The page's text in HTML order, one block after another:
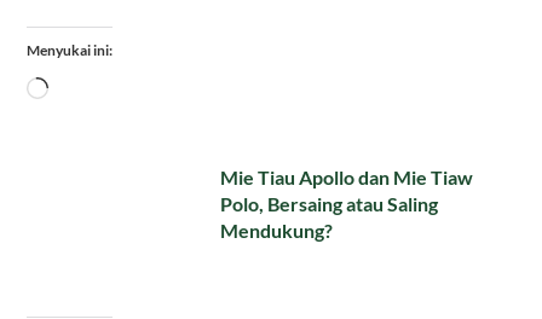
Menyukai ini:
Memuat...
Mie Tiau Apollo dan Mie Tiaw
Polo, Bersaing atau Saling
Mendukung?